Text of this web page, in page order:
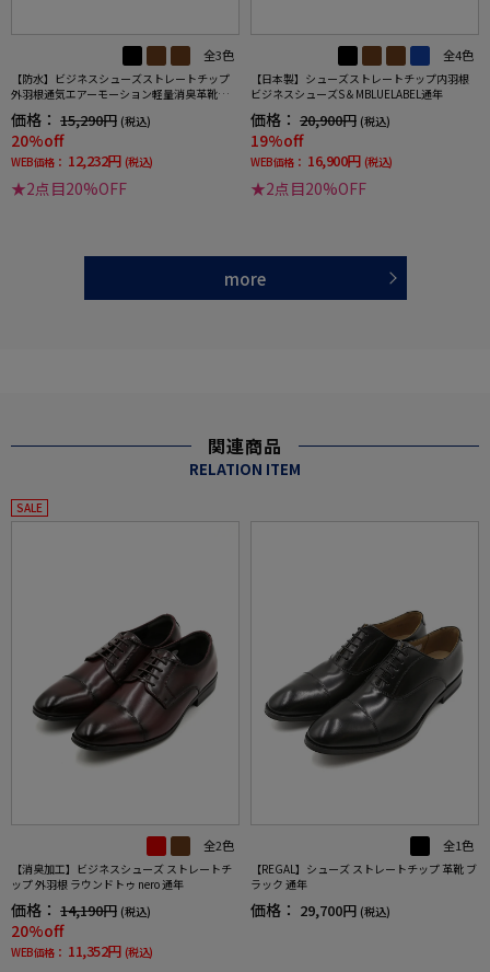
全3色
【防水】ビジネスシューズストレートチップ
外羽根通気エアーモーション軽量消臭革靴リ
価格： 15,290円 (税込)
20%off
WEB価格： 12,232円 (税込)
★2点目20%OFF
全4色
【日本製】シューズストレートチップ内羽根
ビジネスシューズS＆MBLUELABEL通年
価格： 20,900円 (税込)
19%off
WEB価格： 16,900円 (税込)
★2点目20%OFF
more
関連商品
RELATION ITEM
SALE
全2色
【消臭加工】ビジネスシューズ ストレートチ
ップ 外羽根 ラウンドトゥ nero 通年
価格： 14,190円 (税込)
20%off
WEB価格： 11,352円 (税込)
全1色
【REGAL】シューズ ストレートチップ 革靴 ブ
ラック 通年
価格： 29,700円 (税込)